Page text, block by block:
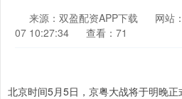
来源：双盈配资APP下载 网站
07 10:27:34
查看：71
北京时间5月5日，京粤大战将于明晚